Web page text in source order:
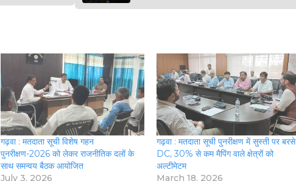
गढ़वा : मतदाता सूची विशेष गहन
पुनरीक्षण-2026 को लेकर राजनीतिक दलों के
साथ समन्वय बैठक आयोजित
July 3, 2026
गढ़वा : मतदाता सूची पुनरीक्षण में सुस्ती पर बरसे
DC, 30% से कम मैपिंग वाले क्षेत्रों को
अल्टीमेटम
March 18, 2026